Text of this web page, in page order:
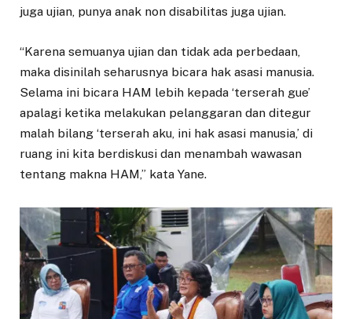
juga ujian, punya anak non disabilitas juga ujian.
“Karena semuanya ujian dan tidak ada perbedaan,
maka disinilah seharusnya bicara hak asasi manusia.
Selama ini bicara HAM lebih kepada ‘terserah gue’
apalagi ketika melakukan pelanggaran dan ditegur
malah bilang ‘terserah aku, ini hak asasi manusia,’ di
ruang ini kita berdiskusi dan menambah wawasan
tentang makna HAM,” kata Yane.